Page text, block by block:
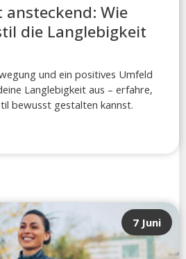
Wie
die Langlebigkeit
und ein positives Umfeld
Langlebigkeit aus – erfahre,
bewusst gestalten kannst.
7 Juni